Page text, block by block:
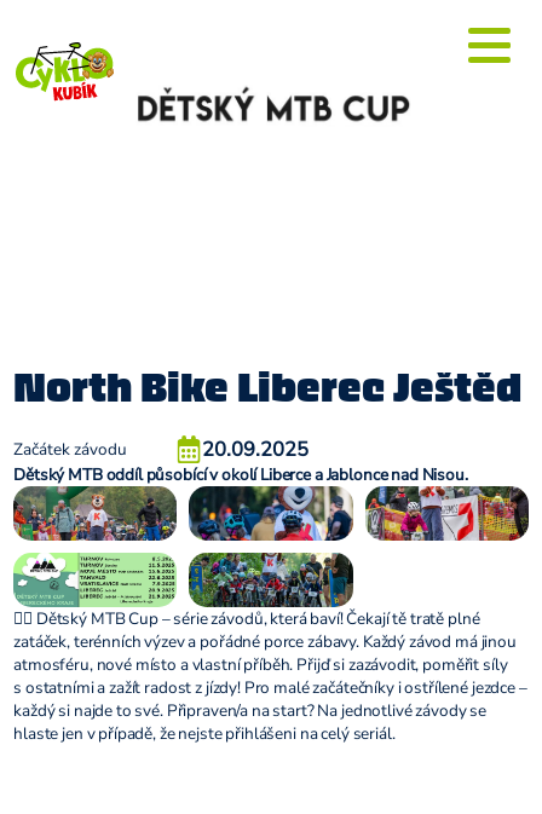
North Bike Liberec Ještěd
Začátek závodu 20.09.2025
Dětský MTB oddíl působící v okolí Liberce a Jablonce nad Nisou.
🚵‍♀️ Dětský MTB Cup – série závodů, která baví! Čekají tě tratě plné
zatáček, terénních výzev a pořádné porce zábavy. Každý závod má jinou
atmosféru, nové místo a vlastní příběh. Přijď si zazávodit, poměřit síly
s ostatními a zažít radost z jízdy! Pro malé začátečníky i ostřílené jezdce –
každý si najde to své. Připraven/a na start? Na jednotlivé závody se
hlaste jen v případě, že nejste přihlášeni na celý seriál.